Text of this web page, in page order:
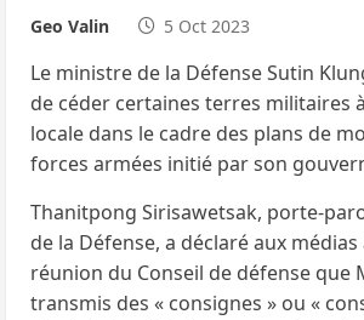
Geo Valin 5 Oct 2023
Le ministre de la Défense Sutin
de céder certaines terres militaires
locale dans le cadre des plans de
forces armées initié par son
Thanitpong Sirisawetsak, porte-
de la Défense, a déclaré aux
réunion du Conseil de défense que
transmis des « consignes » ou «